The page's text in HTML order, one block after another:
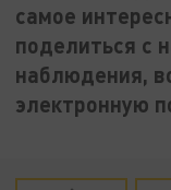
самое
поделиться с
наблюдения,
электронную